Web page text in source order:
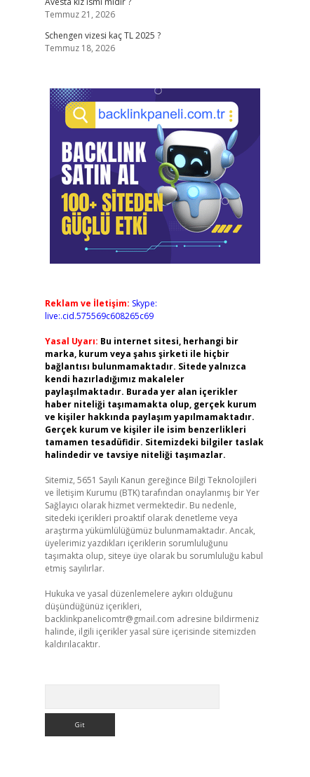
Temmuz 21, 2026
Schengen vizesi kaç TL 2025 ?
Temmuz 18, 2026
Reklam ve İletişim: Skype:
live:.cid.575569c608265c69
Yasal Uyarı: Bu internet sitesi, herhangi bir
marka, kurum veya şahıs şirketi ile hiçbir
bağlantısı bulunmamaktadır. Sitede yalnızca
kendi hazırladığımız makaleler
paylaşılmaktadır. Burada yer alan içerikler
haber niteliği taşımamakta olup, gerçek kurum
ve kişiler hakkında paylaşım yapılmamaktadır.
Gerçek kurum ve kişiler ile isim benzerlikleri
tamamen tesadüfidir. Sitemizdeki bilgiler taslak
halindedir ve tavsiye niteliği taşımazlar.
Sitemiz, 5651 Sayılı Kanun gereğince Bilgi Teknolojileri
ve İletişim Kurumu (BTK) tarafından onaylanmış bir Yer
Sağlayıcı olarak hizmet vermektedir. Bu nedenle,
sitedeki içerikleri proaktif olarak denetleme veya
araştırma yükümlülüğümüz bulunmamaktadır. Ancak,
üyelerimiz yazdıkları içeriklerin sorumluluğunu
taşımakta olup, siteye üye olarak bu sorumluluğu kabul
etmiş sayılırlar.
Hukuka ve yasal düzenlemelere aykırı olduğunu
düşündüğünüz içerikleri,
backlinkpanelicomtr@gmail.com adresine bildirmeniz
halinde, ilgili içerikler yasal süre içerisinde sitemizden
kaldırılacaktır.